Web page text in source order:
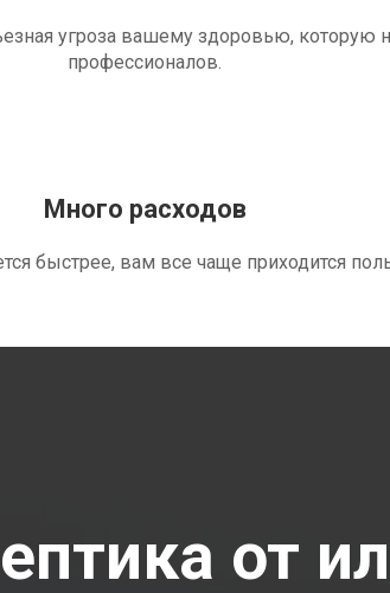
угроза вашему здоровью,
профессионалов.
Много расходов
быстрее, вам все чаще приходится
от